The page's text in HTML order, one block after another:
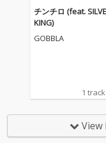
密の押収、そしてぶ
つけ本番の夜遊びマ
ソン。お決まりの「翌
朝の二日酔いと反省」
猛獣たちの社交性、
ラブバンガー。
チンチロ (feat.
KING)
GOBBLA
1 track
View